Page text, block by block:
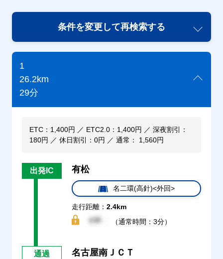
条件を変更して再検索する
1
26.2km
29分
ETC：1,400円 ／ ETC2.0：1,400円 ／ 深夜割引：
180円 ／ 休日割引：0円 ／ 通常： 1,560円
出発IC 有松
名二環(高針)<外回>
走行距離： 2.4km
（通常時間：3分）
通過 名古屋南ＪＣＴ